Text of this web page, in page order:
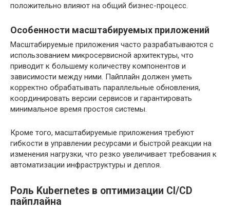
положительно влияют на общий бизнес-процесс.
Особенности масштабируемых приложений
Масштабируемые приложения часто разрабатываются с
использованием микросервисной архитектуры, что
приводит к большему количеству компонентов и
зависимости между ними. Пайплайн должен уметь
корректно обрабатывать параллельные обновления,
координировать версии сервисов и гарантировать
минимальное время простоя системы.
Кроме того, масштабируемые приложения требуют
гибкости в управлении ресурсами и быстрой реакции на
изменения нагрузки, что резко увеличивает требования к
автоматизации инфраструктуры и деплоя.
Роль Kubernetes в оптимизации CI/CD
пайплайна